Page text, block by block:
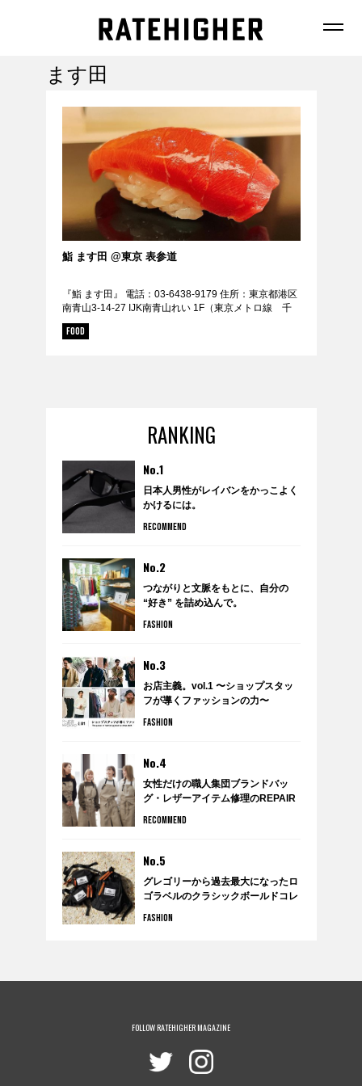
FASHION
GADGET
RECOMMENDFOLLOW RATEHIGHER MAGAZINE
当サイトに掲載の記事・見出し・写真・画像の無断転載を禁じます。
ます田
鮨 ます田 @東京 表参道
『鮨 ます田』 電話：03-6438-9179 住所：東京都港区
南青山3-14-27 IJK南青山れい 1F（東京メトロ線 千
代田線 半蔵門線線、表参道駅 A4出口 徒歩２分 / 表
参道駅から196m...
FOOD
RANKING
No.1
日本人男性がレイバンをかっこよく
かけるには。
RECOMMEND
No.2
つながりと文脈をもとに、自分の
“好き” を詰め込んで。
のポップアップショップ
入！
FASHION
No.3
お店主義。vol.1 〜ショップスタッ
フが導くファッションの力〜
FASHION
No.4
女性だけの職人集団ブランドバッ
グ・レザーアイテム修理のREPAIR
RECOMMEND
No.5
グレゴリーから過去最大になったロ
ゴラベルのクラシックボールドコレ
FASHION
FOLLOW RATEHIGHER MAGAZINE